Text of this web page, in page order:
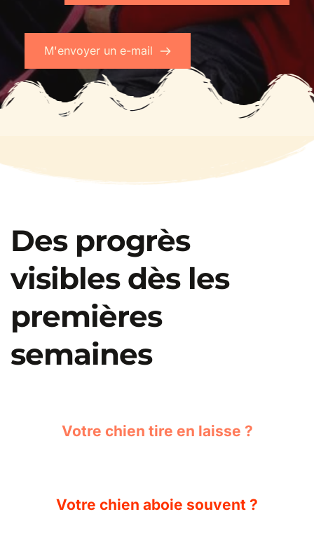
M'envoyer un e-mail
Des progrès
visibles dès les
premières
semaines
Votre chien tire en laisse ?
Votre chien aboie souvent ?